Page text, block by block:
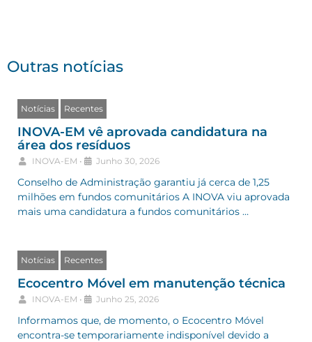
Outras notícias
Notícias Recentes
INOVA-EM vê aprovada candidatura na
área dos resíduos
INOVA-EM • Junho 30, 2026
Conselho de Administração garantiu já cerca de 1,25
milhões em fundos comunitários A INOVA viu aprovada
mais uma candidatura a fundos comunitários …
Notícias Recentes
Ecocentro Móvel em manutenção técnica
INOVA-EM • Junho 25, 2026
Informamos que, de momento, o Ecocentro Móvel
encontra-se temporariamente indisponível devido a